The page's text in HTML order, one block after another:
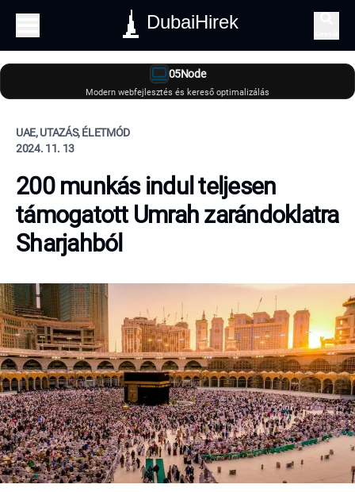
DubaiHirek
05Node
Modern webfejlesztés és kereső optimalizálás
UAE, UTAZÁS, ÉLETMÓD
2024. 11. 13
200 munkás indul teljesen
támogatott Umrah zarándoklatra
Sharjahból